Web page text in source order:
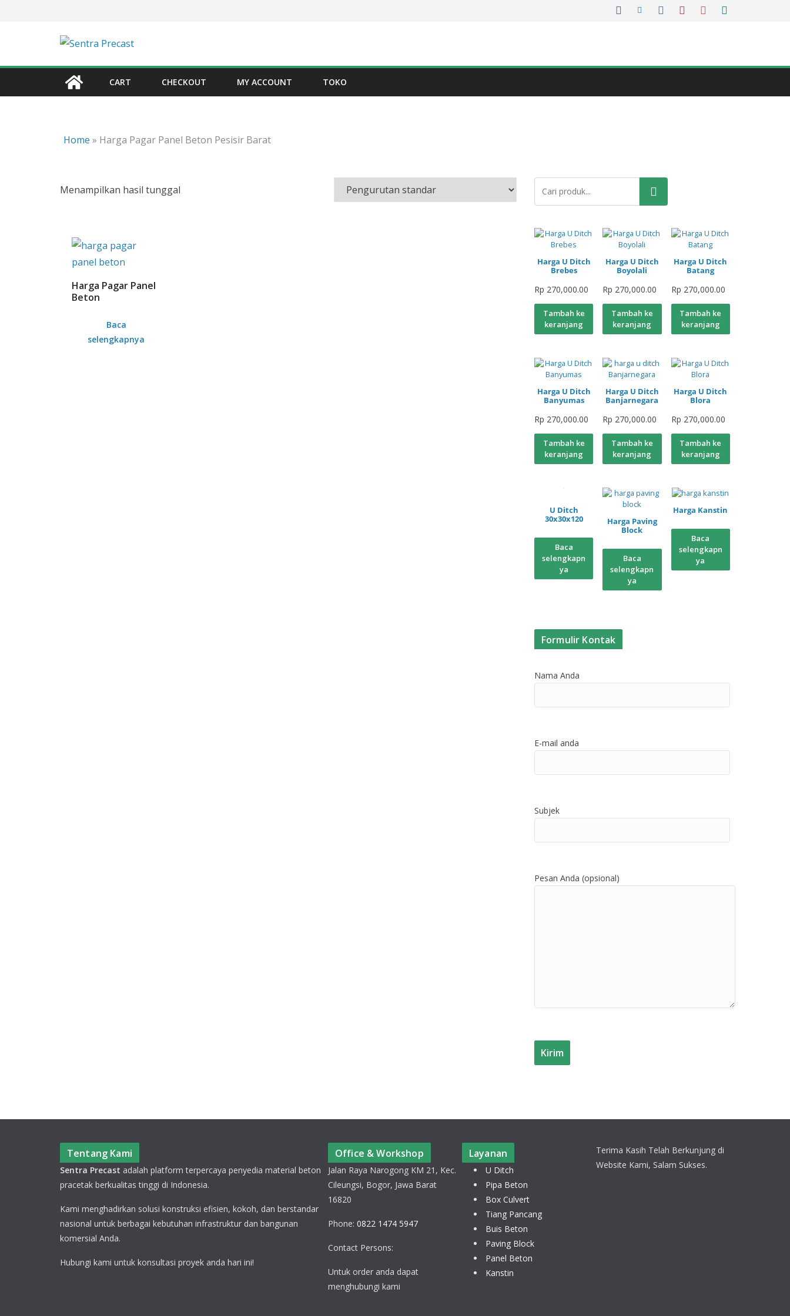
CART CHECKOUT MY ACCOUNT TOKO
Home » Harga Pagar Panel Beton Pesisir Barat
Menampilkan hasil tunggal
Harga Pagar Panel
Beton
Baca
selengkapnya
Pencarian
Harga U Ditch
Brebes
Rp 270,000.00
Tambah ke
keranjang
Harga U Ditch
Boyolali
Rp 270,000.00
Tambah ke
keranjang
Harga U Ditch
Batang
Rp 270,000.00
Tambah ke
keranjang
Harga U Ditch
Banyumas
Rp 270,000.00
Tambah ke
keranjang
Harga U Ditch
Banjarnegara
Rp 270,000.00
Tambah ke
keranjang
Harga U Ditch
Blora
Rp 270,000.00
Tambah ke
keranjang
U Ditch
30x30x120
Baca
selengkapn
ya
Harga Paving
Block
Baca
selengkapn
ya
Harga Kanstin
Baca
selengkapn
ya
Formulir Kontak
Nama Anda
E-mail anda
Subjek
Pesan Anda (opsional)
Tentang Kami
Sentra Precast adalah platform terpercaya penyedia material beton
pracetak berkualitas tinggi di Indonesia.
Kami menghadirkan solusi konstruksi efisien, kokoh, dan berstandar
nasional untuk berbagai kebutuhan infrastruktur dan bangunan
komersial Anda.
Hubungi kami untuk konsultasi proyek anda hari ini!
Office & Workshop
Jalan Raya Narogong KM 21, Kec.
Cileungsi, Bogor, Jawa Barat
16820
Phone: 0822 1474 5947
Contact Persons:
Untuk order anda dapat
menghubungi kami
Layanan
U Ditch
Pipa Beton
Box Culvert
Tiang Pancang
Buis Beton
Paving Block
Panel Beton
Kanstin
Terima Kasih Telah Berkunjung di
Website Kami, Salam Sukses.